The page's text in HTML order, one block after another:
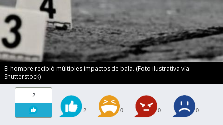
El hombre recibió múltiples impactos de bala. (Foto ilustrativa vía:
Shutterstock)
2
2 0 0 0